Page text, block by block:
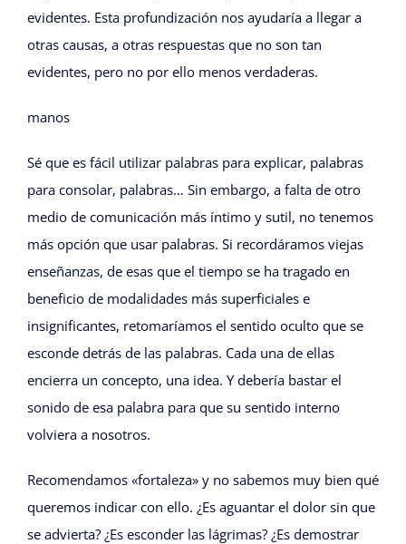
evidentes. Esta profundización nos ayudaría a llegar a
otras causas, a otras respuestas que no son tan
evidentes, pero no por ello menos verdaderas.
manos
Sé que es fácil utilizar palabras para explicar, palabras
para consolar, palabras… Sin embargo, a falta de otro
medio de comunicación más íntimo y sutil, no tenemos
más opción que usar palabras. Si recordáramos viejas
enseñanzas, de esas que el tiempo se ha tragado en
beneficio de modalidades más superficiales e
insignificantes, retomaríamos el sentido oculto que se
esconde detrás de las palabras. Cada una de ellas
encierra un concepto, una idea. Y debería bastar el
sonido de esa palabra para que su sentido interno
volviera a nosotros.
Recomendamos «fortaleza» y no sabemos muy bien qué
queremos indicar con ello. ¿Es aguantar el dolor sin que
se advierta? ¿Es esconder las lágrimas? ¿Es demostrar